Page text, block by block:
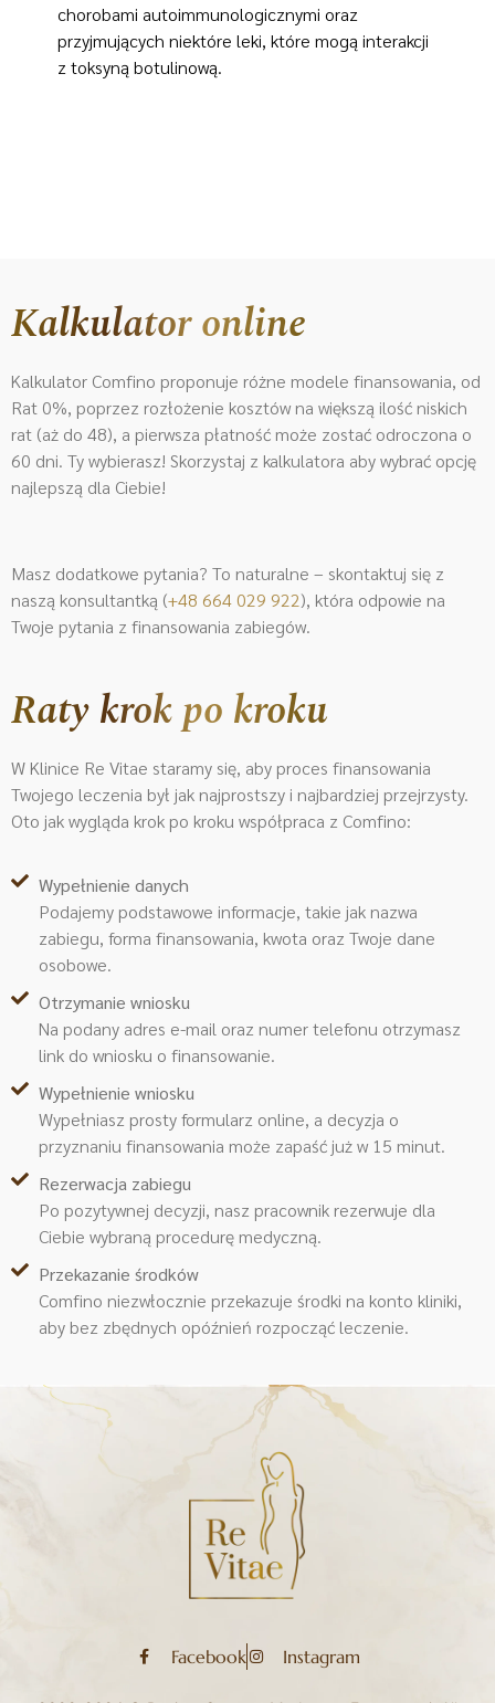
chorobami autoimmunologicznymi oraz
przyjmujących niektóre leki, które mogą interakcji
z toksyną botulinową.
Raty krok po kroku
W Klinice Re Vitae staramy się, aby proces finansowania
Twojego leczenia był jak najprostszy i najbardziej przejrzysty.
Oto jak wygląda krok po kroku współpraca z Comfino:
Wypełnienie danych
Podajemy podstawowe informacje, takie jak nazwa
zabiegu, forma finansowania, kwota oraz Twoje dane
osobowe.
Otrzymanie wniosku
Na podany adres e-mail oraz numer telefonu otrzymasz
link do wniosku o finansowanie.
Wypełnienie wniosku
Wypełniasz prosty formularz online, a decyzja o
przyznaniu finansowania może zapaść już w 15 minut.
Rezerwacja zabiegu
Po pozytywnej decyzji, nasz pracownik rezerwuje dla
Ciebie wybraną procedurę medyczną.
Przekazanie środków
Comfino niezwłocznie przekazuje środki na konto kliniki,
aby bez zbędnych opóźnień rozpocząć leczenie.
Kalkulator online
Kalkulator Comfino proponuje różne modele finansowania, od
Rat 0%, poprzez rozłożenie kosztów na większą ilość niskich
rat (aż do 48), a pierwsza płatność może zostać odroczona o
60 dni. Ty wybierasz! Skorzystaj z kalkulatora aby wybrać opcję
najlepszą dla Ciebie!
Masz dodatkowe pytania? To naturalne – skontaktuj się z
naszą konsultantką (+48 664 029 922), która odpowie na
Twoje pytania z finansowania zabiegów.
Facebook Instagram